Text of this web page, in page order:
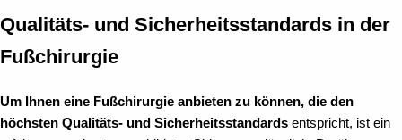
Qualitäts- und Sicherheitsstandards in der
Fußchirurgie
Um Ihnen eine Fußchirurgie anbieten zu können, die den
höchsten Qualitäts- und Sicherheitsstandards entspricht, ist ein